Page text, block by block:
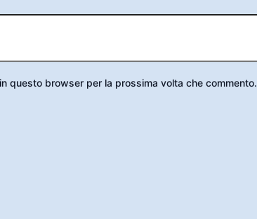
questo browser per la prossima volta che commento.